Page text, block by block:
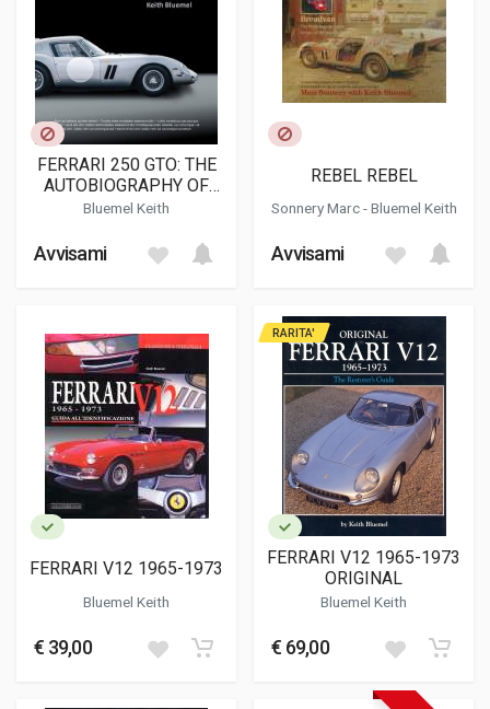
FERRARI 250 GTO: THE
AUTOBIOGRAPHY OF
4153 GT
Bluemel Keith
Avvisami
REBEL REBEL
Sonnery Marc-Bluemel Keith
Avvisami
FERRARI V12 1965-1973
Bluemel Keith
€ 39,00
RARITA'
FERRARI V12 1965-1973
ORIGINAL
Bluemel Keith
€ 69,00